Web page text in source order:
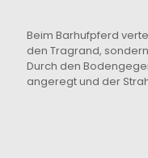
Beim Barhufpferd
den Tragrand,
Durch den
angeregt und der